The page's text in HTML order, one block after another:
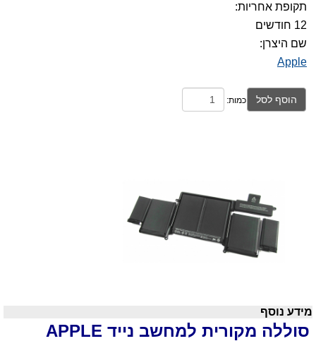
תקופת אחריות:
12 חודשים
שם היצרן:
Apple
הוסף לסל כמות:
מידע נוסף
סוללה מקורית למחשב נייד APPLE